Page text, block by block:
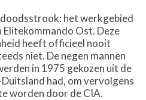
het werkgebied
Elitekommando Ost. Deze
heeft officieel nooit
niet. De negen mannen
in 1975 gekozen uit de
had, om vervolgens
worden door de CIA.